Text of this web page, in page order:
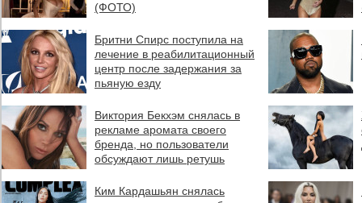
(ФОТО)
Бритни Спирс поступила на
лечение в реабилитационный
центр после задержания за
пьяную езду
Виктория Бекхэм снялась в
рекламе аромата своего
бренда, но пользователи
обсуждают лишь ретушь
Ким Кардашьян снялась